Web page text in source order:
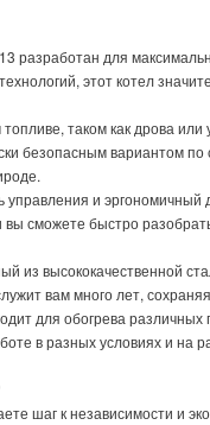
разработан для
этот котел
таком как дрова
безопасным вариантом
управления и
сможете быстро
из высококачественной
вам много лет,
для обогрева
в разных условиях и на
шаг к независимости и